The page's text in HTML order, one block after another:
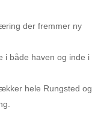
der fremmer ny
i både haven og inde i
hele Rungsted og